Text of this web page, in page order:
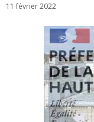
11 février 2022